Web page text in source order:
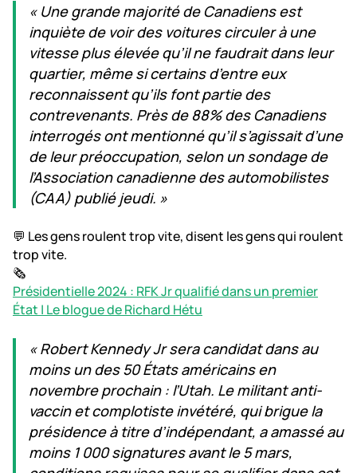
« Une grande majorité de Canadiens est
inquiète de voir des voitures circuler à une
vitesse plus élevée qu’il ne faudrait dans leur
quartier, même si certains d’entre eux
reconnaissent qu’ils font partie des
contrevenants. Près de 88% des Canadiens
interrogés ont mentionné qu’il s’agissait d’une
de leur préoccupation, selon un sondage de
l’Association canadienne des automobilistes
(CAA) publié jeudi. »
💬 Les gens roulent trop vite, disent les gens qui roulent
trop vite.
🗞️
Présidentielle 2024 : RFK Jr qualifié dans un premier
État | Le blogue de Richard Hétu
« Robert Kennedy Jr sera candidat dans au
moins un des 50 États américains en
novembre prochain : l’Utah. Le militant anti-
vaccin et complotiste invétéré, qui brigue la
présidence à titre d’indépendant, a amassé au
moins 1 000 signatures avant le 5 mars,